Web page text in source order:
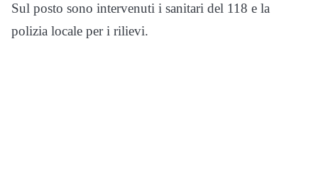
Sul posto sono intervenuti i sanitari del 118 e la
polizia locale per i rilievi.